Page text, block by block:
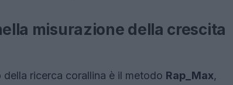
misurazione della crescita
ricerca corallina è il metodo Rap_Max,